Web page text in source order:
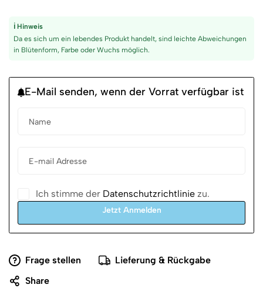
ℹ Hinweis
Da es sich um ein lebendes Produkt handelt, sind leichte Abweichungen
in Blütenform, Farbe oder Wuchs möglich.
E-Mail senden, wenn der Vorrat verfügbar ist
Ich stimme der Datenschutzrichtlinie zu.
Jetzt Anmelden
Frage stellen
Lieferung & Rückgabe
Share